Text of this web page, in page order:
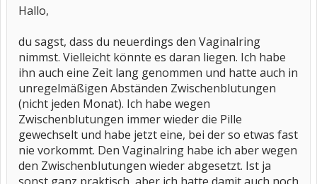
Hallo,
du sagst, dass du neuerdings den Vaginalring
nimmst. Vielleicht könnte es daran liegen. Ich habe
ihn auch eine Zeit lang genommen und hatte auch in
unregelmäßigen Abständen Zwischenblutungen
(nicht jeden Monat). Ich habe wegen
Zwischenblutungen immer wieder die Pille
gewechselt und habe jetzt eine, bei der so etwas fast
nie vorkommt. Den Vaginalring habe ich aber wegen
den Zwischenblutungen wieder abgesetzt. Ist ja